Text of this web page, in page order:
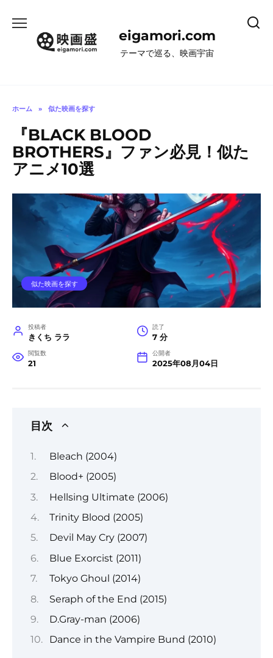
eigamori.com
テーマで巡る、映画宇宙
ホーム » 似た映画を探す
『BLACK BLOOD
BROTHERS』ファン必見！似た
アニメ10選
似た映画を探す
投稿者
きくち ララ
読了
7 分
閲覧数
21
公開者
2025年08月04日
目次
Bleach (2004)
Blood+ (2005)
Hellsing Ultimate (2006)
Trinity Blood (2005)
Devil May Cry (2007)
Blue Exorcist (2011)
Tokyo Ghoul (2014)
Seraph of the End (2015)
D.Gray-man (2006)
Dance in the Vampire Bund (2010)